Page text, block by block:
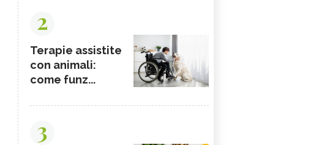
2
Terapie assistite
con animali:
come funz...
3